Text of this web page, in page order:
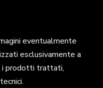
eventualmente
esclusivamente a
i prodotti trattati,